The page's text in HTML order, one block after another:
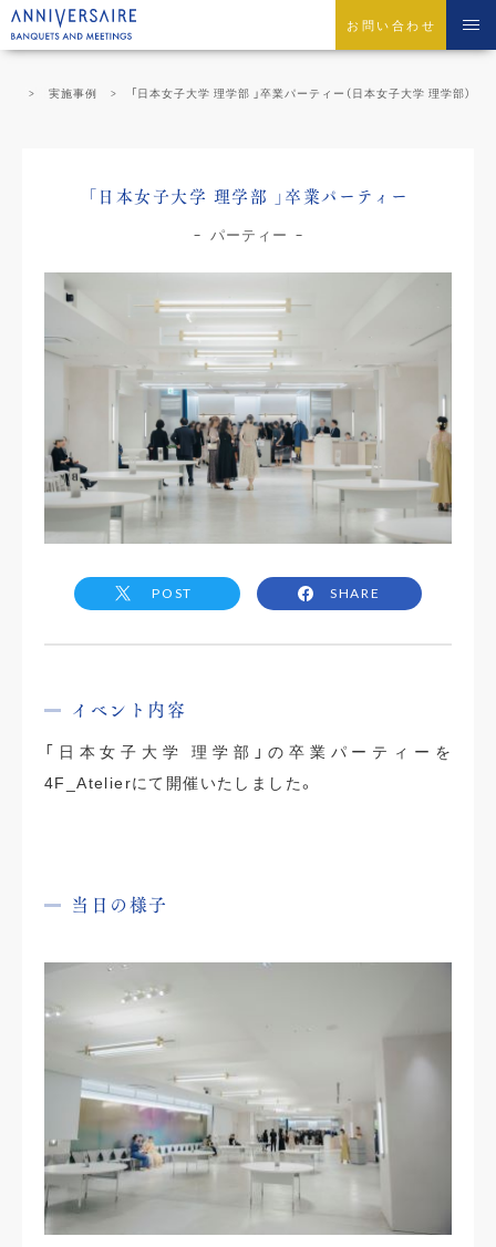
お問い合わせ
実施事例 「日本女子大学 理学部 」卒業パーティー（日本女子大学 理学部）
「日本女子大学 理学部 」卒業パーティー
パーティー
POST SHARE
イベント内容
「日本女子大学 理学部」の卒業パーティーを
4F_Atelierにて開催いたしました。
当日の様子